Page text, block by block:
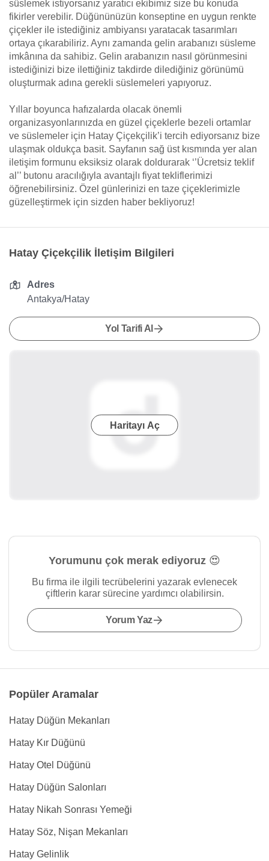
süslemek istiyorsanız yaratıcı ekibimiz size bu konuda
fikirler verebilir. Düğününüzün konseptine en uygun renkte
çiçekler ile istediğiniz ambiyansı yaratacak tasarımları
ortaya çıkarabiliriz. Aynı zamanda gelin arabanızı süsleme
imkânına da sahibiz. Gelin arabanızın nasıl görünmesini
istediğinizi bize ilettiğiniz takdirde dilediğiniz görünümü
oluşturmak adına gerekli süslemeleri yapıyoruz.
Yıllar boyunca hafızalarda olacak önemli
organizasyonlarınızda en güzel çiçeklerle bezeli ortamlar
ve süslemeler için Hatay Çiçekçilik’i tercih ediyorsanız bize
ulaşmak oldukça basit. Sayfanın sağ üst kısmında yer alan
iletişim formunu eksiksiz olarak doldurarak ‘’Ücretsiz teklif
al’’ butonu aracılığıyla avantajlı fiyat tekliflerimizi
öğrenebilirsiniz. Özel günlerinizi en taze çiçeklerimizle
güzelleştirmek için sizden haber bekliyoruz!
Hatay Çiçekçilik İletişim Bilgileri
Adres
Antakya/Hatay
Yol Tarifi Al
Haritayı Aç
Yorumunu çok merak ediyoruz 😍
Bu firma ile ilgili tecrübelerini yazarak evlenecek
çiftlerin karar sürecine yardımcı olabilirsin.
Yorum Yaz
Popüler Aramalar
Hatay Düğün Mekanları
Hatay Kır Düğünü
Hatay Otel Düğünü
Hatay Düğün Salonları
Hatay Nikah Sonrası Yemeği
Hatay Söz, Nişan Mekanları
Hatay Gelinlik